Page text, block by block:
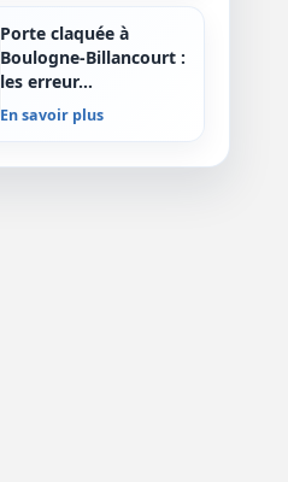
Porte claquée à
Boulogne-Billancourt :
les erreur…
En savoir plus